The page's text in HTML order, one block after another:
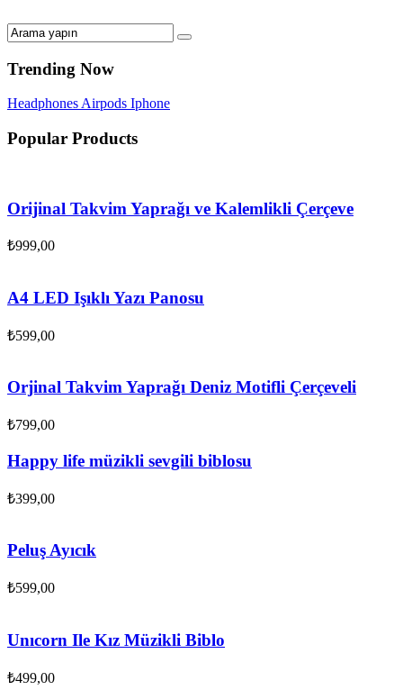
Trending Now
HeadphonesAirpods Iphone
Popular Products
Orijinal Takvim Yaprağı ve Kalemlikli Çerçeve
₺999,00
A4 LED Işıklı Yazı Panosu
₺599,00
Orjinal Takvim Yaprağı Deniz Motifli Çerçeveli
₺799,00
Happy life müzikli sevgili biblosu
₺399,00
Peluş Ayıcık
₺599,00
Unıcorn Ile Kız Müzikli Biblo
₺499,00